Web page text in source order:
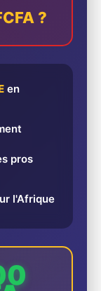
?
en
pros
l'Afrique